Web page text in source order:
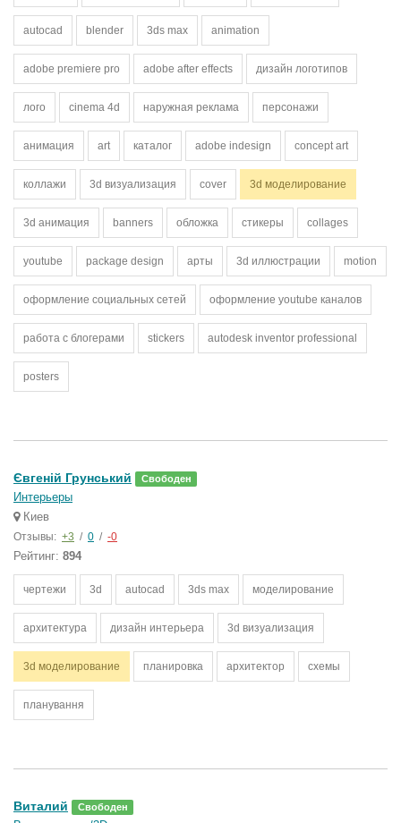
autocad blender 3ds max animation
adobe premiere pro adobe after effects дизайн логотипов
лого cinema 4d наружная реклама персонажи
анимация art каталог adobe indesign concept art
коллажи 3d визуализация cover 3d моделирование
3d анимация banners обложка стикеры collages
youtube package design арты 3d иллюстрации motion
оформление социальных сетей оформление youtube каналов
работа с блогерами stickers autodesk inventor professional
posters
Євгеній Грунський Свободен
Интерьеры
Киев
Отзывы: +3 / 0 / -0
Рейтинг: 894
чертежи 3d autocad 3ds max моделирование
архитектура дизайн интерьера 3d визуализация
3d моделирование планировка архитектор схемы
планування
Виталий Свободен